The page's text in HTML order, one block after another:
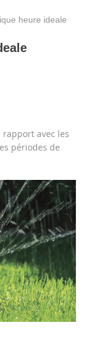
heure ideale
avec les
périodes de